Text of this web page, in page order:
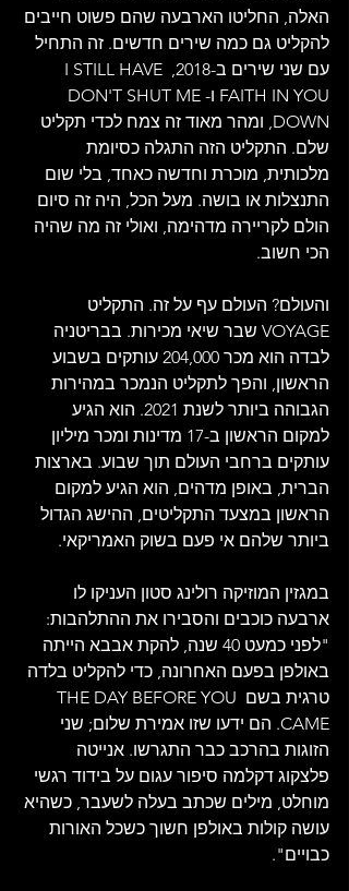
האלה, החליטו הארבעה שהם פשוט חייבים
להקליט גם כמה שירים חדשים. זה התחיל
עם שני שירים ב-2018, I STILL HAVE
FAITH IN YOU ו-DON'T SHUT ME
DOWN, ומהר מאוד זה צמח לכדי תקליט
שלם. התקליט הזה התגלה כסיומת
מלכותית, מוכרת וחדשה כאחד, בלי שום
התנצלות או בושה. מעל הכל, היה זה סיום
הולם לקריירה מדהימה, ואולי זה מה שהיה
הכי חשוב.
והעולם? העולם עף על זה. התקליט
VOYAGE שבר שיאי מכירות. בבריטניה
לבדה הוא מכר 204,000 עותקים בשבוע
הראשון, והפך לתקליט הנמכר במהירות
הגבוהה ביותר לשנת 2021. הוא הגיע
למקום הראשון ב-17 מדינות ומכר מיליון
עותקים ברחבי העולם תוך שבוע. בארצות
הברית, באופן מדהים, הוא הגיע למקום
הראשון במצעד התקליטים, ההישג הגדול
ביותר שלהם אי פעם בשוק האמריקאי.
במגזין המוזיקה רולינג סטון העניקו לו
ארבעה כוכבים והסבירו את ההתלהבות:
"לפני כמעט 40 שנה, להקת אבבא הייתה
באולפן בפעם האחרונה, כדי להקליט בלדה
טרגית בשם THE DAY BEFORE YOU
CAME. הם ידעו שזו אמירת שלום; שני
הזוגות בהרכב כבר התגרשו. אנייטה
פלצקוג דקלמה סיפור עגום על בידוד רגשי
מוחלט, מילים שכתב בעלה לשעבר, כשהיא
עושה קולות באולפן חשוך כשכל האורות
כבויים".